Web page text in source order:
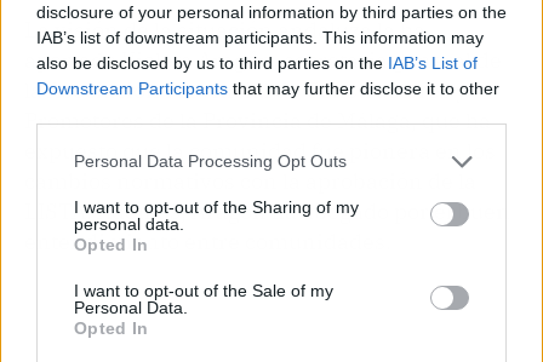
disclosure of your personal information by third parties on the
IAB’s list of downstream participants. This information may
also be disclosed by us to third parties on the IAB’s List of
Downstream Participants that may further disclose it to other
Personal Data Processing Opt Outs
I want to opt-out of the Sharing of my
personal data.
Opted In
I want to opt-out of the Sale of my
Personal Data.
Opted In
La visión de la situación andaluza la ha
aportado Violeta Aragón, secretaria general de
la Asociación Provincial de Constructores y
Promotores de la Provincia de Málaga, que ha
expuesto que la comunidad fue pionera en los
LISTA. Además, Aragón ha abogado por el buen
entendimiento entre comunidades.